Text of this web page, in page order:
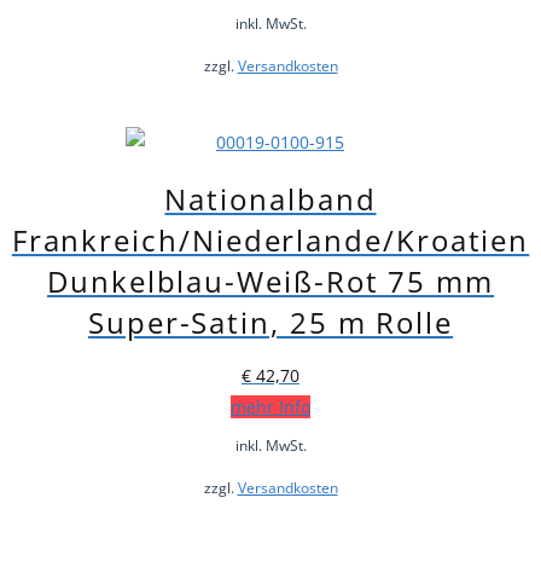
inkl. MwSt.
zzgl.Versandkosten
Nationalband
Frankreich/Niederlande/Kroatien
Dunkelblau-Weiß-Rot 75 mm
Super-Satin, 25 m Rolle
€ 42,70
mehr Info
inkl. MwSt.
zzgl.Versandkosten